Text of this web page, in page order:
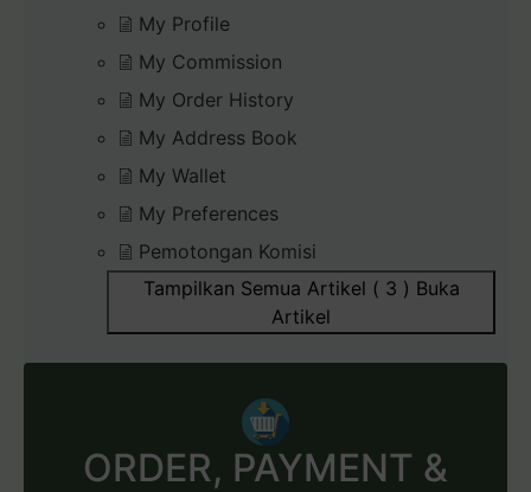
My Profile
My Commission
My Order History
My Address Book
My Wallet
My Preferences
Pemotongan Komisi
Tampilkan Semua Artikel ( 3 ) Buka
Artikel
ORDER, PAYMENT &